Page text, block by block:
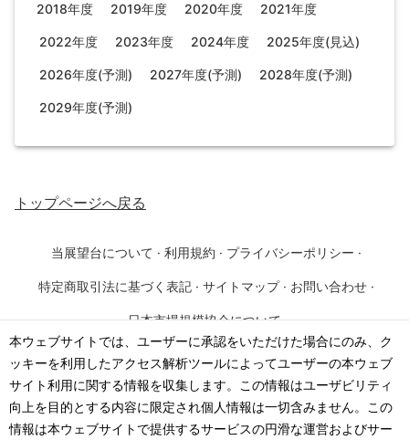
本ウェブサイトでは、ユーザーに承認をいただけた場合にのみ、ク
ッキーを利用したアクセス解析ツールによってユーザーの本ウェブ
サイト利用に関する情報を収集します。この情報はユーザビリティ
向上を目的とする内容に限定され個人情報は一切含みません。この
情報は本ウェブサイトで提供するサービスの円滑な運営およびサー
2018年度 2019年度 2020年度 2021年度
2022年度 2023年度 2024年度 2025年度(見込)
2026年度(予測) 2027年度(予測) 2028年度(予測)
2029年度(予測)
トップページへ戻る
当展望台について · 利用規約 · プライバシーポリシー ·
特定商取引法に基づく表記 · サイトマップ · お問い合わせ ·
日本市場規模協会について
©2026· 一般社団法人 日本市場規模協会